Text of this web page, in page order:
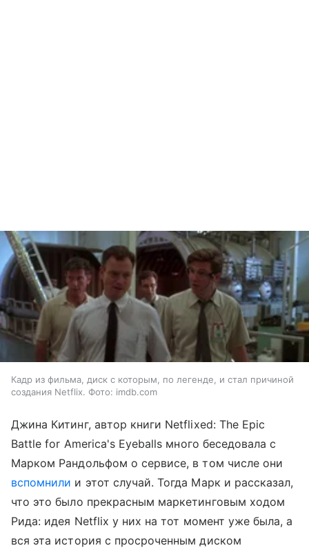
Кадр из фильма, диск с которым, по легенде, и стал причиной
создания Netflix. Фото: imdb.com
Джина Китинг, автор книги Netflixed: The Epic
Battle for America's Eyeballs много беседовала с
Марком Рандольфом о сервисе, в том числе они
вспомнили и этот случай. Тогда Марк и рассказал,
что это было прекрасным маркетинговым ходом
Рида: идея Netflix у них на тот момент уже была, а
вся эта история с просроченным диском